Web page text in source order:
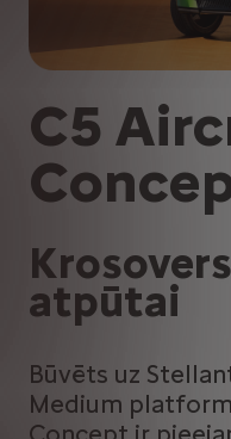
C5
atpūtai
Būvēts uz
Medium